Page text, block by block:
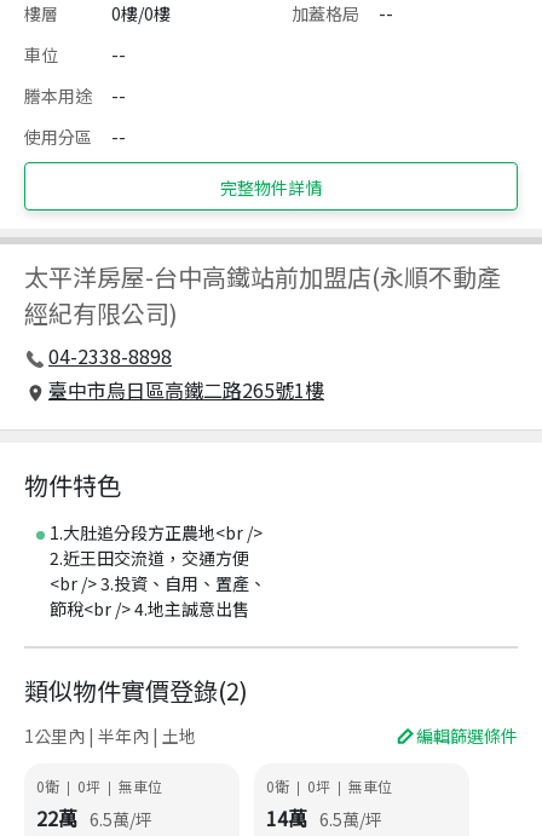
樓層
0樓/0樓 加蓋格局
--
車位
--
謄本用途
--
使用分區
--
完整物件詳情
太平洋房屋-台中高鐵站前加盟店(永順不動產
經紀有限公司)
04-2338-8898
臺中市烏日區高鐵二路265號1樓
物件特色
1.大肚追分段方正農地<br />
2.近王田交流道，交通方便
<br /> 3.投資、自用、置產、
節稅<br /> 4.地主誠意出售
類似物件實價登錄(2)
1公里內 | 半年內 | 土地 編輯篩選條件
0衛 | 0坪 | 無車位
22萬 6.5萬/坪
0衛 | 0坪 | 無車位
14萬 6.5萬/坪